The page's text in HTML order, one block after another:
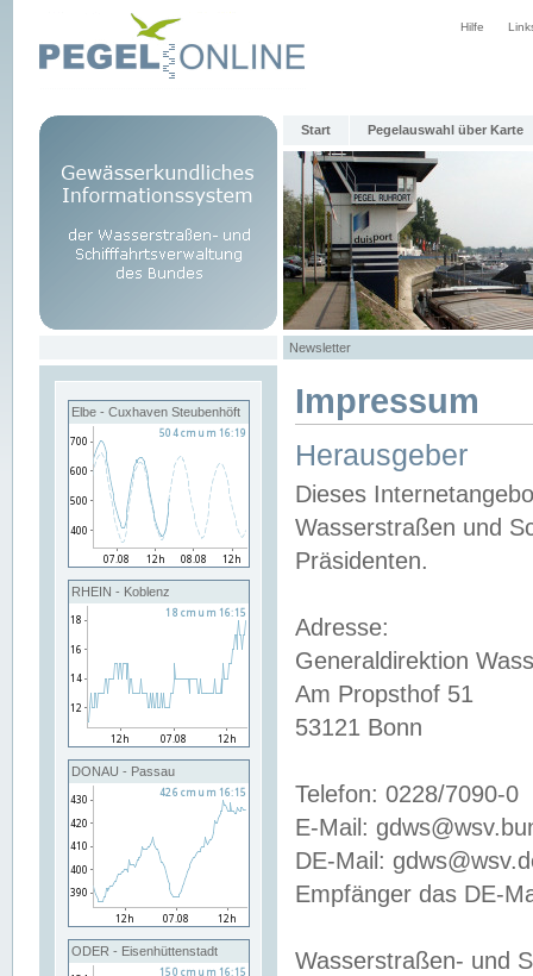
Hilfe
Start Pegelauswahl über Karte
Newsletter
Elbe - Cuxhaven Steubenhöft
RHEIN - Koblenz
DONAU - Passau
ODER - Eisenhüttenstadt
Impressum
Herausgeber
Dieses
Wasserstraßen und
Präsidenten.
Adresse:
Generaldirektion
Am Propsthof 51
53121 Bonn
Telefon: 0228/7090-0
E-Mail:
DE-Mail:
Empfänger das DE-
Wasserstraßen- und